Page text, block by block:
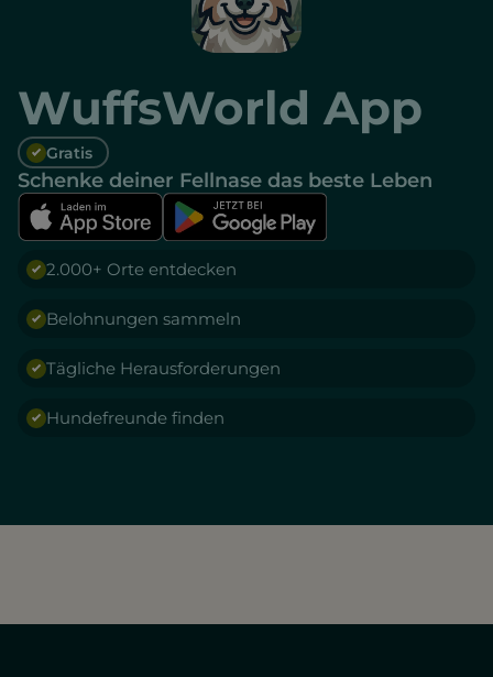
WuffsWorld App
Gratis
Schenke deiner Fellnase das beste Leben
2.000+ Orte entdecken
Belohnungen sammeln
Tägliche Herausforderungen
Hundefreunde finden